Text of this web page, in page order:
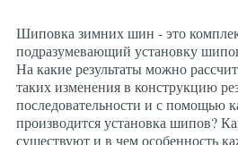
Шиповка зимних шин - это
подразумевающий установку
На какие результаты можно
таких изменения в конструкцию
последовательности и с помощью
производится установка шипов?
существуют и в чем особенность
Ремонт агрегатов
Кузовные работы
Рейтинг
Технологии
Фильтр ТОПЛИВНЫЙ
Фильтр ВОЗДУШНЫЙ